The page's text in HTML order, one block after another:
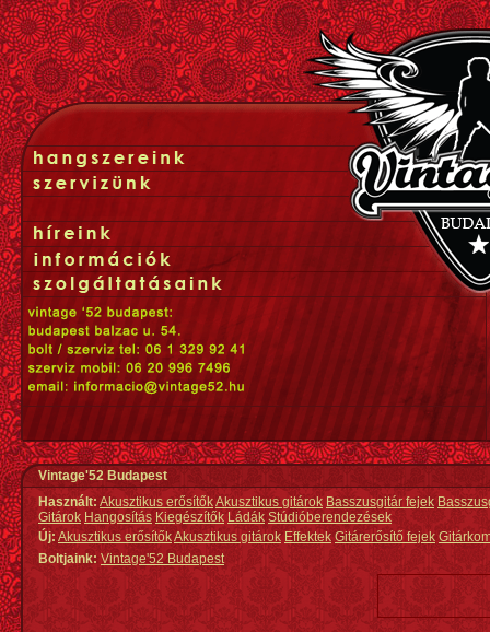
Vintage'52 Budapest
Használt: Akusztikus erősítőkAkusztikus gitárok Basszusgitár fejek
Gitárok Hangosítás Kiegészítők Ládák Stúdióberendezések
Új:Akusztikus erősítőkAkusztikus gitárok Effektek Gitárerősítő fejek
Boltjaink: Vintage'52 Budapest